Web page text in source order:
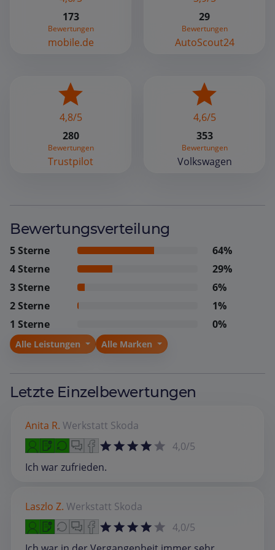
173
Bewertungen
mobile.de
29
Bewertungen
AutoScout24
4,8/5
280
Bewertungen
Trustpilot
4,6/5
353
Bewertungen
Volkswagen
Bewertungsverteilung
5 Sterne
64%
4 Sterne
29%
3 Sterne
6%
2 Sterne
1%
1 Sterne
0%
Alle Leistungen Alle Marken
Letzte Einzelbewertungen
Anita R. Werkstatt Skoda
4,0/5
Ich war zufrieden.
Laszlo Z. Werkstatt Skoda
4,0/5